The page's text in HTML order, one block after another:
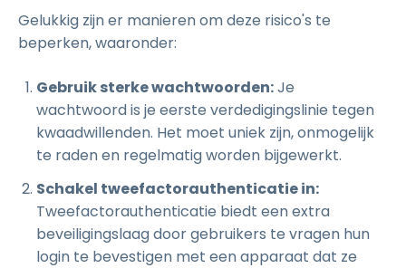
Gelukkig zijn er manieren om deze risico's te
beperken, waaronder:
Gebruik sterke wachtwoorden:Je
wachtwoord is je eerste verdedigingslinie tegen
kwaadwillenden. Het moet uniek zijn, onmogelijk
te raden en regelmatig worden bijgewerkt.
Schakel tweefactorauthenticatie in:
Tweefactorauthenticatie biedt een extra
beveiligingslaag door gebruikers te vragen hun
login te bevestigen met een apparaat dat ze